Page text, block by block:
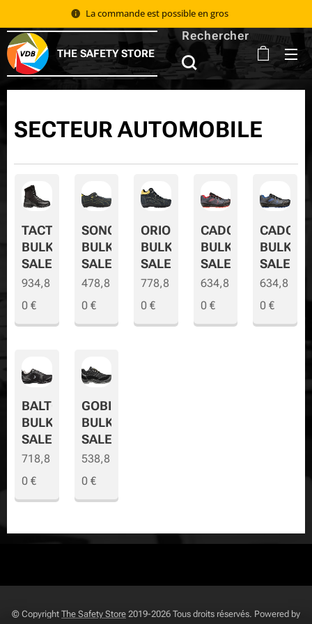
La commande est possible en gros 📦
THE SAFETY STORE
Rechercher
SECTEUR AUTOMOBILE
TACTIC
BULK
SALE
934,8
0 €
SONORA
BULK
SALE
478,8
0€
ORION
BULK
SALE
778,8
0 €
CADOR
BULK
SALE
634,8
0€
CADOR-
BULK-
SALE
634,8
0 €
BALTO
BULK
SALE
718,8
0 €
GOBI
BULK
SALE
538,8
0€
© Copyright The Safety Store 2019-2026 Tous droits réservés. Powered by